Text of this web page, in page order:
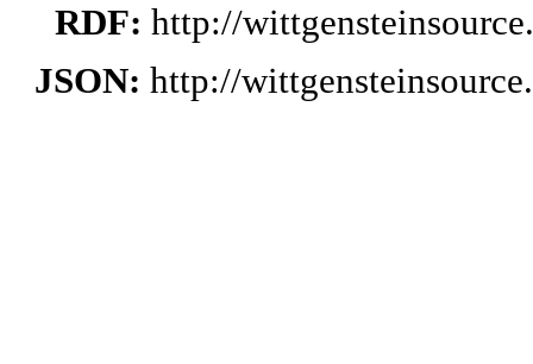
RDF: http://
JSON: http://